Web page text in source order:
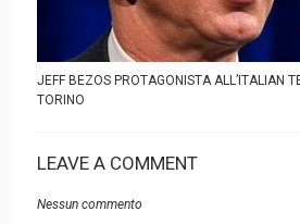
JEFF BEZOS PROTAGONISTA ALL’ITALIAN
TORINO
LEAVE A COMMENT
Nessun commento